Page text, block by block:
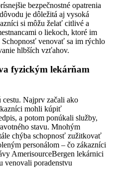
bezpečnostné opatrenia
je dôležitá aj vysoká
si môžu želať citlivé a
o liekoch, ktoré im
Schopnosť venovať sa im rýchlo
hlbších vzťahov.
fyzickým lekárňam
cestu. Najprv začali ako
mohli kúpiť
a potom ponúkali služby,
stavu. Mnohým
chýba schopnosť zužitkovať
personálom – čo zákazníci
AmerisourceBergen lekárnici
venovali poradenstvu